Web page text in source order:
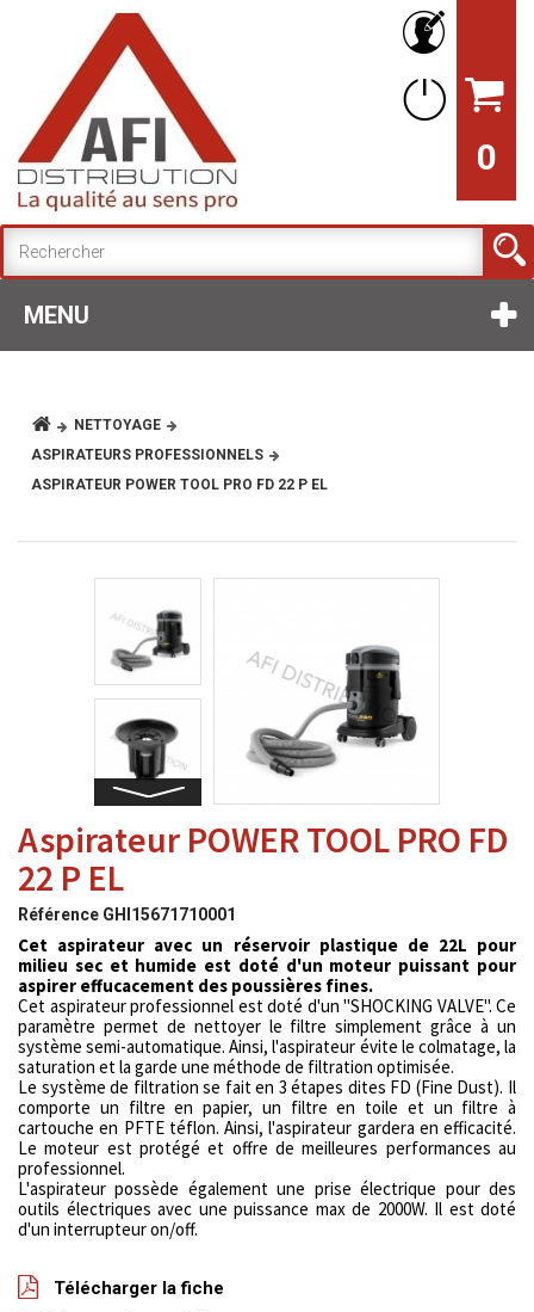
0
MENU
NETTOYAGE
ASPIRATEURS PROFESSIONNELS
ASPIRATEUR POWER TOOL PRO FD 22 P EL
Aspirateur POWER TOOL PRO FD
22 P EL
Référence GHI15671710001
Cet aspirateur avec un réservoir plastique de 22L pour
milieu sec et humide est doté d'un moteur puissant pour
aspirer effucacement des poussières fines.
Cet aspirateur professionnel est doté d'un "SHOCKING VALVE". Ce
paramètre permet de nettoyer le filtre simplement grâce à un
système semi-automatique. Ainsi, l'aspirateur évite le colmatage, la
saturation et la garde une méthode de filtration optimisée.
Le système de filtration se fait en 3 étapes dites FD (Fine Dust). Il
comporte un filtre en papier, un filtre en toile et un filtre à
cartouche en PFTE téflon. Ainsi, l'aspirateur gardera en efficacité.
Le moteur est protégé et offre de meilleures performances au
professionnel.
L'aspirateur possède également une prise électrique pour des
outils électriques avec une puissance max de 2000W. Il est doté
d'un interrupteur on/off.
Télécharger la fiche